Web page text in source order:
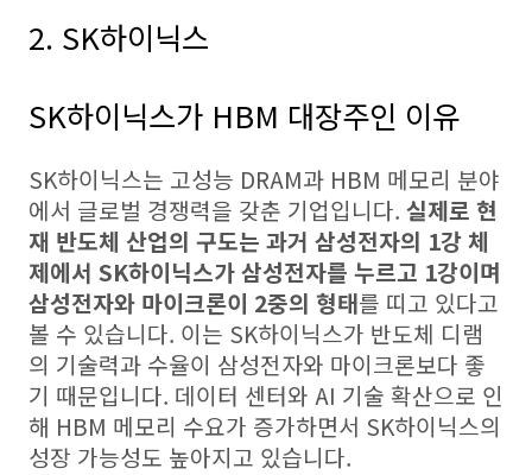
2. SK하이닉스
SK하이닉스가 HBM 대장주인 이유
SK하이닉스는 고성능 DRAM과 HBM 메모리 분야
에서 글로벌 경쟁력을 갖춘 기업입니다. 실제로 현
재 반도체 산업의 구도는 과거 삼성전자의 1강 체
제에서 SK하이닉스가 삼성전자를 누르고 1강이며
삼성전자와 마이크론이 2중의 형태를 띠고 있다고
볼 수 있습니다. 이는 SK하이닉스가 반도체 디램
의 기술력과 수율이 삼성전자와 마이크론보다 좋
기 때문입니다. 데이터 센터와 AI 기술 확산으로 인
해 HBM 메모리 수요가 증가하면서 SK하이닉스의
성장 가능성도 높아지고 있습니다.